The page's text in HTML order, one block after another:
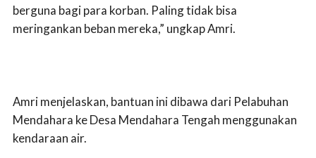
berguna bagi para korban. Paling tidak bisa
meringankan beban mereka,” ungkap Amri.
Amri menjelaskan, bantuan ini dibawa dari Pelabuhan
Mendahara ke Desa Mendahara Tengah menggunakan
kendaraan air.